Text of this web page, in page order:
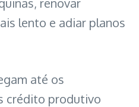
lento e adiar planos
até os
crédito produtivo